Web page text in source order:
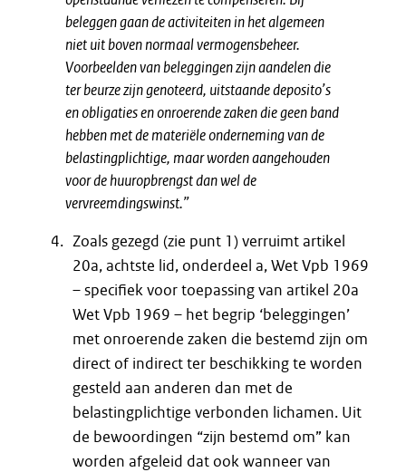
beleggen gaan de activiteiten in het algemeen
niet uit boven normaal vermogensbeheer.
Voorbeelden van beleggingen zijn aandelen die
ter beurze zijn genoteerd, uitstaande deposito’s
en obligaties en onroerende zaken die geen band
hebben met de materiële onderneming van de
belastingplichtige, maar worden aangehouden
voor de huuropbrengst dan wel de
vervreemdingswinst.”
Zoals gezegd (zie punt 1) verruimt artikel
20a, achtste lid, onderdeel a, Wet Vpb 1969
– specifiek voor toepassing van artikel 20a
Wet Vpb 1969 – het begrip ‘beleggingen’
met onroerende zaken die bestemd zijn om
direct of indirect ter beschikking te worden
gesteld aan anderen dan met de
belastingplichtige verbonden lichamen. Uit
de bewoordingen “zijn bestemd om” kan
worden afgeleid dat ook wanneer van